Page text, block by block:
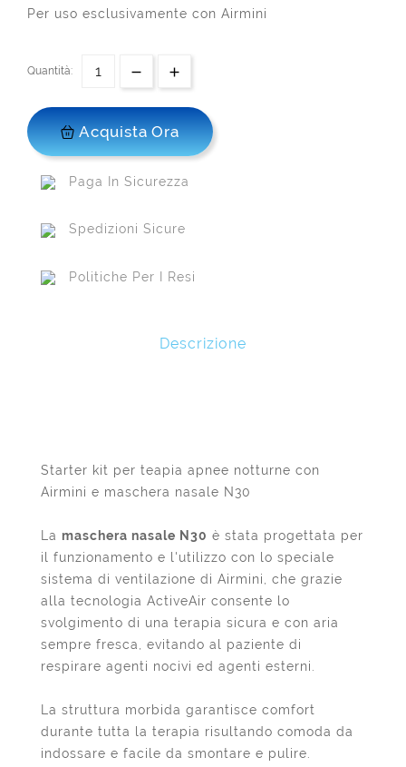
Per uso esclusivamente con Airmini
Quantità:
Acquista Ora
Paga In Sicurezza
Spedizioni Sicure
Politiche Per I Resi
Descrizione
Starter kit per teapia apnee notturne con
Airmini e maschera nasale N30
La maschera nasale N30 è stata progettata per
il funzionamento e l'utilizzo con lo speciale
sistema di ventilazione di Airmini, che grazie
alla tecnologia ActiveAir consente lo
svolgimento di una terapia sicura e con aria
sempre fresca, evitando al paziente di
respirare agenti nocivi ed agenti esterni.
La struttura morbida garantisce comfort
durante tutta la terapia risultando comoda da
indossare e facile da smontare e pulire.